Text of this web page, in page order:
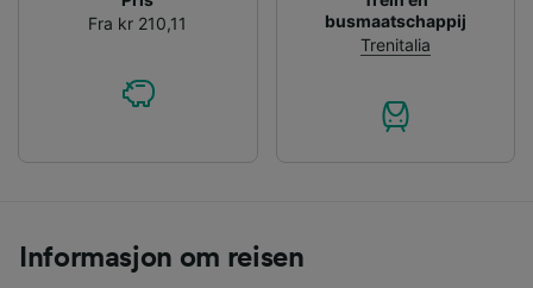
Fra kr 210,11
busmaatschappij
Trenitalia
Informasjon om reisen